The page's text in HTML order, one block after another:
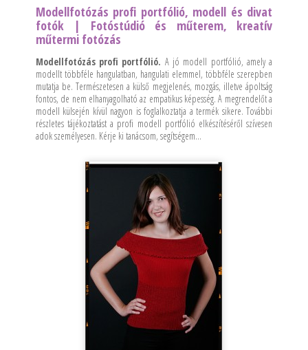
Modellfotózás profi portfólió, modell és divat
fotók | Fotóstúdió és műterem, kreatív
műtermi fotózás
Modellfotózás profi portfólió. A jó modell portfólió, amely a
modellt többféle hangulatban, hangulati elemmel, többféle szerepben
mutatja be. Természetesen a külső megjelenés, mozgás, illetve ápoltság
fontos, de nem elhanyagolható az empatikus képesség. A megrendelőt a
modell külsején kívül nagyon is foglalkoztatja a termék sikere. További
részletes tájékoztatást a profi modell portfólió elkészítéséről szívesen
adok személyesen. Kérje ki tanácsom, segítségem…